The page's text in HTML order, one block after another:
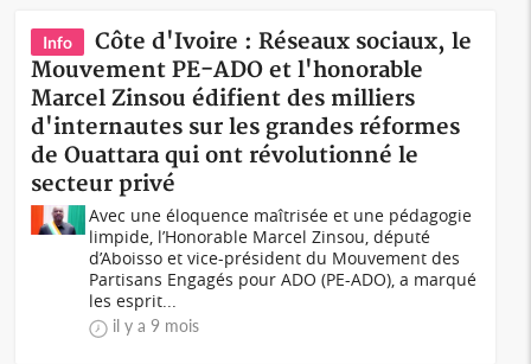
Info
Côte d'Ivoire : Réseaux sociaux, le
Mouvement PE-ADO et l'honorable
Marcel Zinsou édifient des milliers
d'internautes sur les grandes réformes
de Ouattara qui ont révolutionné le
secteur privé
Avec une éloquence maîtrisée et une pédagogie
limpide, l’Honorable Marcel Zinsou, député
d’Aboisso et vice-président du Mouvement des
Partisans Engagés pour ADO (PE-ADO), a marqué
les esprit...
il y a 9 mois